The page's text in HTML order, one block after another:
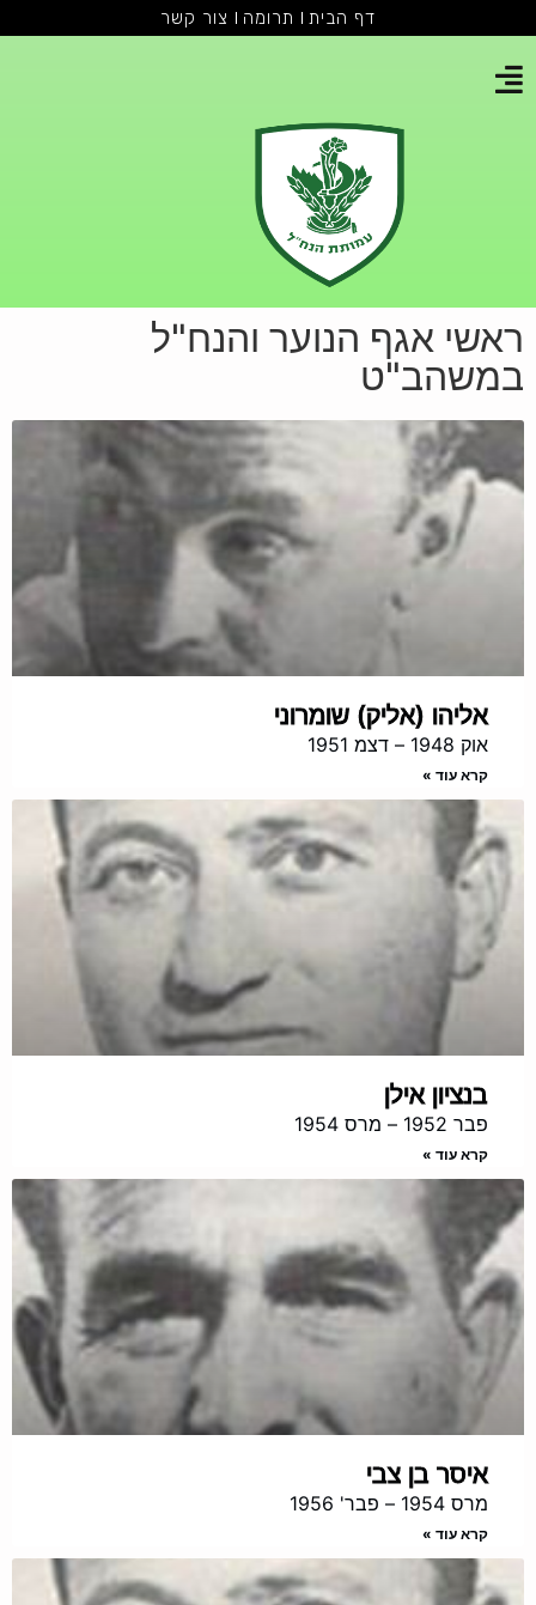
דף הבית תרומה צור קשר
ראשי אגף הנוער והנח"ל
במשהב"ט
אליהו (אליק) שומרוני
אוק 1948 – דצמ 1951
קרא עוד »
בנציון אילן
פבר 1952 – מרס 1954
קרא עוד »
איסר בן צבי
מרס 1954 – פבר' 1956
קרא עוד »